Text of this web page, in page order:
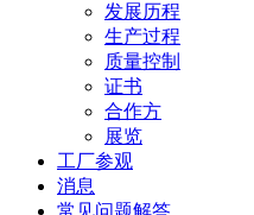
发展历程
生产过程
质量控制
证书
合作方
展览
工厂参观
消息
常见问题解答